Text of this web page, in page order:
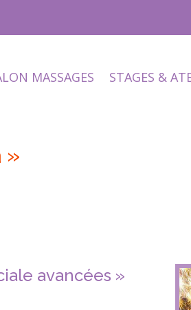
MASSAGES STAGES &
»
avancées »